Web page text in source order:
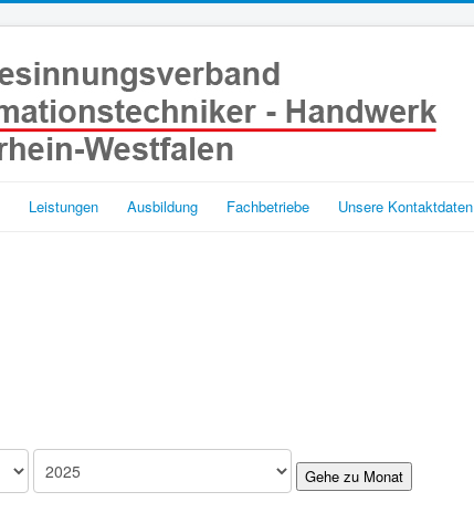
Leistungen Ausbildung Fachbetriebe Unsere Kontaktdaten
Gehe zu Monat